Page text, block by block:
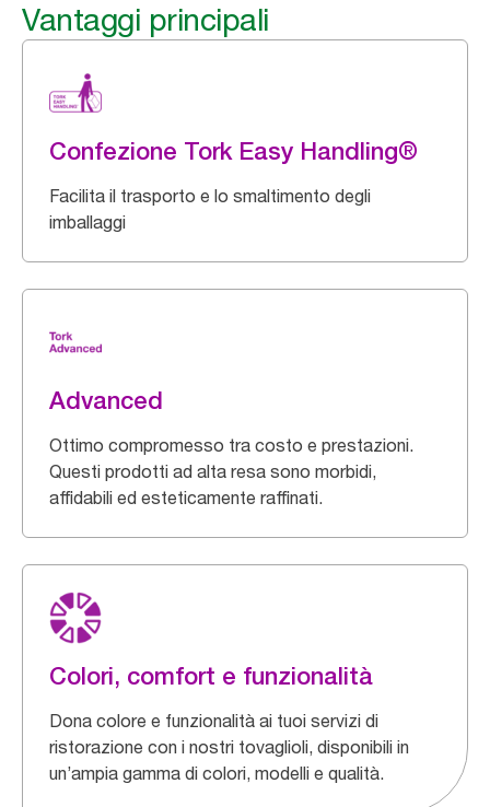
Vantaggi principali
Confezione Tork Easy Handling®
Facilita il trasporto e lo smaltimento degli
imballaggi
Advanced
Ottimo compromesso tra costo e prestazioni.
Questi prodotti ad alta resa sono morbidi,
affidabili ed esteticamente raffinati.
Colori, comfort e funzionalità
Dona colore e funzionalità ai tuoi servizi di
ristorazione con i nostri tovaglioli, disponibili in
un’ampia gamma di colori, modelli e qualità.